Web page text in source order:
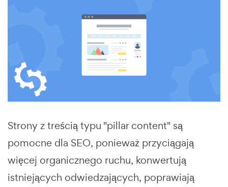
Strony z treścią typu "pillar content" są
pomocne dla SEO, ponieważ przyciągają
więcej organicznego ruchu, konwertują
istniejących odwiedzających, poprawiają